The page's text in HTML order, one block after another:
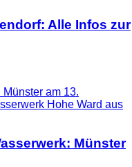
Alle Infos zur
Münster